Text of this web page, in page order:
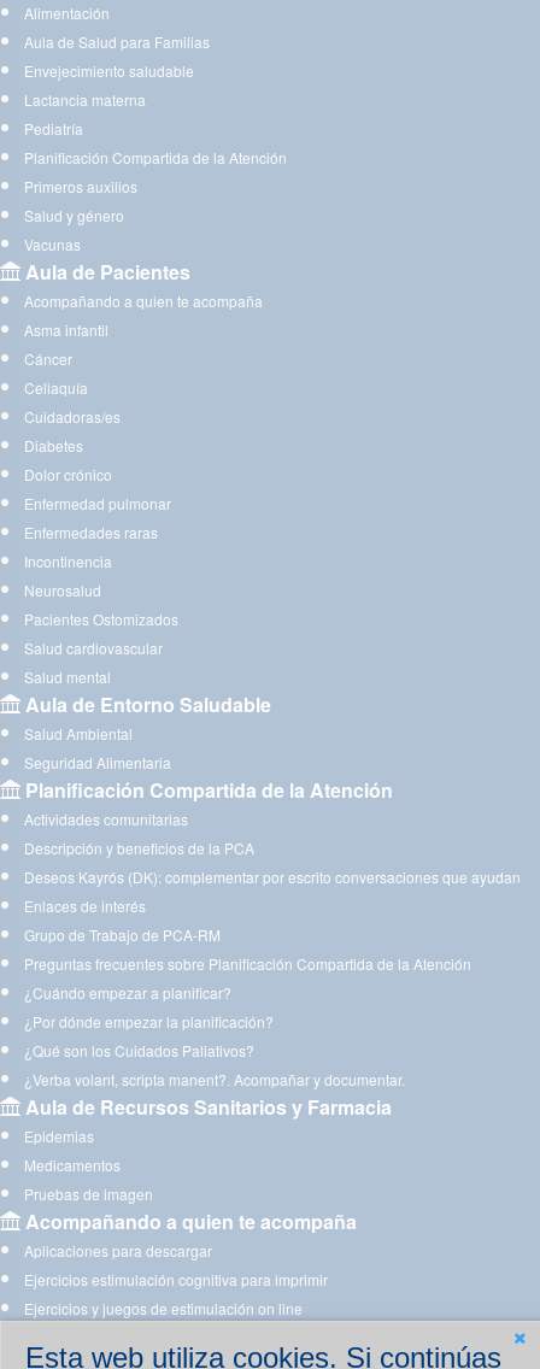
Esta web utiliza cookies. Si continúas
Alimentación
Aula de Salud para Familias
Envejecimiento saludable
Lactancia materna
Pediatría
Planificación Compartida de la Atención
Primeros auxilios
Salud y género
Vacunas
Aula de Pacientes
Acompañando a quien te acompaña
Asma infantil
Cáncer
Celiaquía
Cuidadoras/es
Diabetes
Dolor crónico
Enfermedad pulmonar
Enfermedades raras
Incontinencia
Neurosalud
Pacientes Ostomizados
Salud cardiovascular
Salud mental
Aula de Entorno Saludable
Salud Ambiental
Seguridad Alimentaria
Planificación Compartida de la Atención
Actividades comunitarias
Descripción y beneficios de la PCA
Deseos Kayrós (DK): complementar por escrito conversaciones que ayudan
Enlaces de interés
Grupo de Trabajo de PCA-RM
Preguntas frecuentes sobre Planificación Compartida de la Atención
¿Cuándo empezar a planificar?
¿Por dónde empezar la planificación?
¿Qué son los Cuidados Paliativos?
¿Verba volant, scripta manent?. Acompañar y documentar.
Aula de Recursos Sanitarios y Farmacia
Epidemias
Medicamentos
Pruebas de imagen
Acompañando a quien te acompaña
Aplicaciones para descargar
Ejercicios estimulación cognitiva para imprimir
Ejercicios y juegos de estimulación on line